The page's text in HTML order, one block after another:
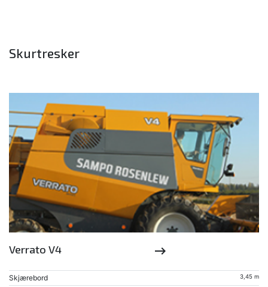
Skurtresker
Verrato V4 keyboard_backspace
Skjærebord 3,45 m